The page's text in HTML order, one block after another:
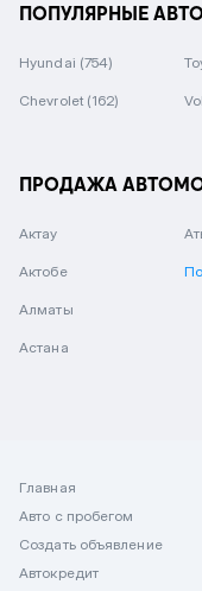
ПОПУЛЯРНЫЕ
Hyundai (754)
Chevrolet (162)
ПРОДАЖА
Актау
Актобе
Алматы
Астана
Главная
Авто с пробегом
Создать объявление
Автокредит